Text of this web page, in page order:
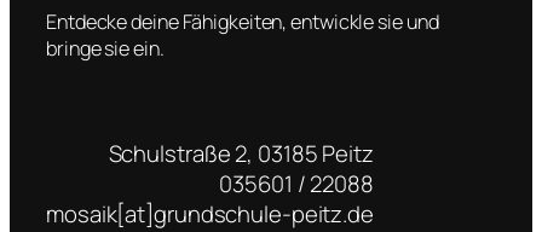
Entdecke deine Fähigkeiten, entwickle sie und
bringe sie ein.
Schulstraße 2, 03185 Peitz
035601 / 22088
mosaik[at]grundschule-peitz.de